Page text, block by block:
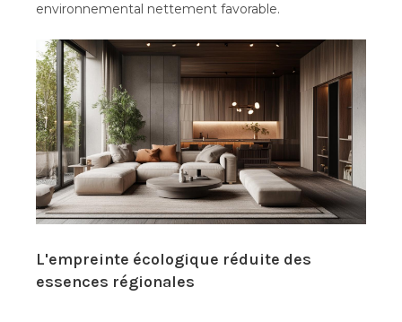
environnemental nettement favorable.
L'empreinte écologique réduite des
essences régionales